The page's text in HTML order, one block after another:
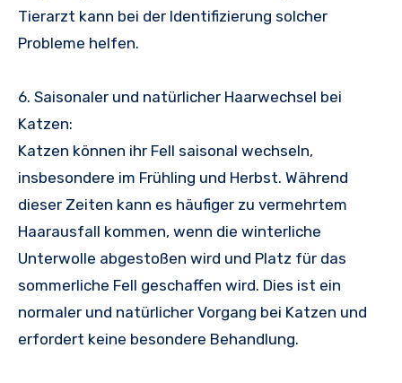
Tierarzt kann bei der Identifizierung solcher
Probleme helfen.
6. Saisonaler und natürlicher Haarwechsel bei
Katzen:
Katzen können ihr Fell saisonal wechseln,
insbesondere im Frühling und Herbst. Während
dieser Zeiten kann es häufiger zu vermehrtem
Haarausfall kommen, wenn die winterliche
Unterwolle abgestoßen wird und Platz für das
sommerliche Fell geschaffen wird. Dies ist ein
normaler und natürlicher Vorgang bei Katzen und
erfordert keine besondere Behandlung.